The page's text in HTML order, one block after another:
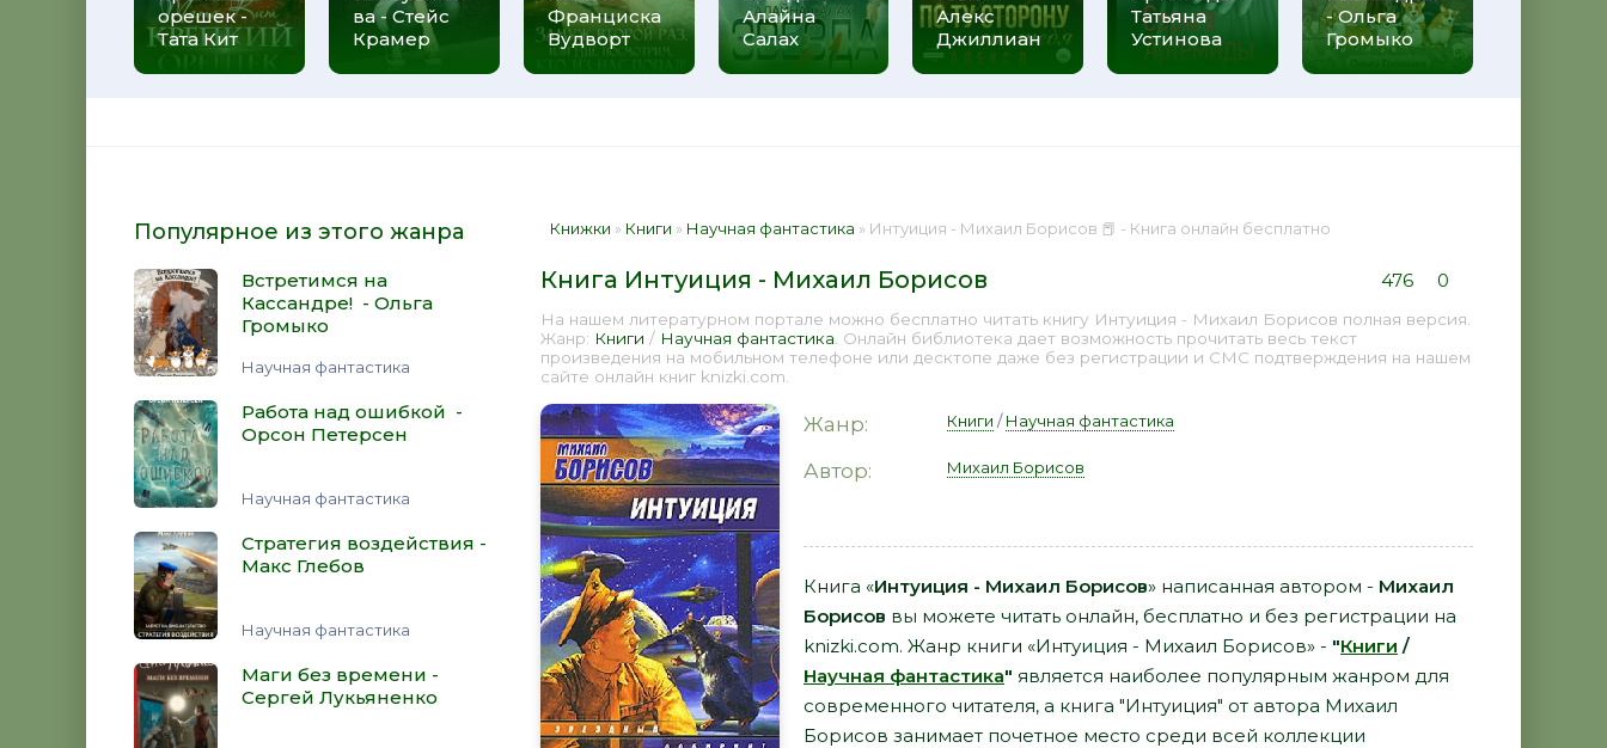
орешек -
Тата Кит
ва - Стейс
Крамер
Франциска
Вудворт
Алайна
Салах
Алекс
Джиллиан
Татьяна
Устинова
- Ольга
Громыко
Популярное из этого жанра
Встретимся на
Кассандре! - Ольга
Громыко
Научная фантастика
Работа над ошибкой -
Орсон Петерсен
Научная фантастика
Стратегия воздействия -
Макс Глебов
Научная фантастика
Маги без времени -
Сергей Лукьяненко
Книжки » Книги » Научная фантастика » Интуиция - Михаил Борисов 📕 - Книга онлайн бесплатно
Книга Интуиция - Михаил Борисов 476 0
На нашем литературном портале можно бесплатно читать книгу Интуиция - Михаил Борисов полная версия.
Жанр: Книги / Научная фантастика . Онлайн библиотека дает возможность прочитать весь текст
произведения на мобильном телефоне или десктопе даже без регистрации и СМС подтверждения на нашем
сайте онлайн книг knizki.com.
Жанр: Книги /Научная фантастика
Автор: Михаил Борисов
Книга «Интуиция - Михаил Борисов» написанная автором - Михаил
Борисов вы можете читать онлайн, бесплатно и без регистрации на
knizki.com. Жанр книги «Интуиция - Михаил Борисов» - "Книги /
Научная фантастика" является наиболее популярным жанром для
современного читателя, а книга "Интуиция" от автора Михаил
Борисов занимает почетное место среди всей коллекции